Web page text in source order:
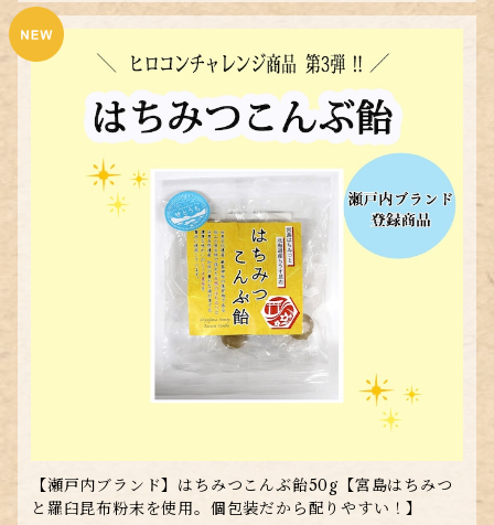
【瀬戸内ブランド】はちみつこんぶ飴50g【宮島はちみつ
と羅臼昆布粉末を使用。個包装だから配りやすい！】